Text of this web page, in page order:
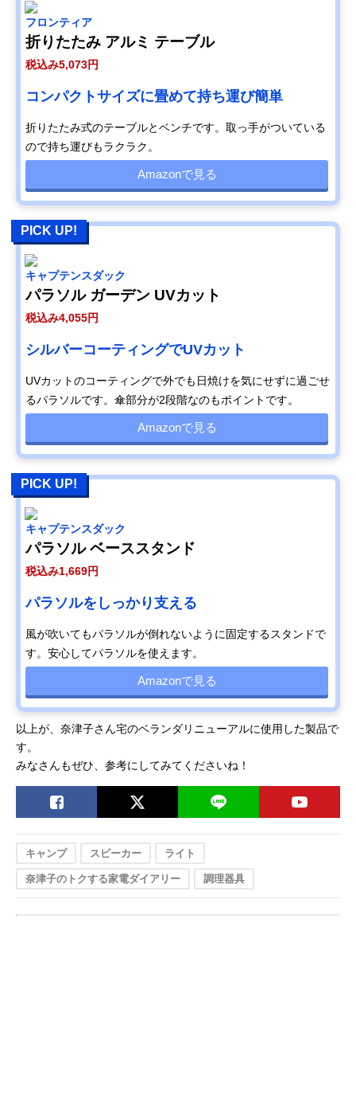
フロンティア
折りたたみ アルミ テーブル
税込み5,073円
コンパクトサイズに畳めて持ち運び簡単
折りたたみ式のテーブルとベンチです。取っ手がついている
ので持ち運びもラクラク。
Amazonで見る
PICK UP!
キャプテンスダック
パラソル ガーデン UVカット
税込み4,055円
シルバーコーティングでUVカット
UVカットのコーティングで外でも日焼けを気にせずに過ごせ
るパラソルです。傘部分が2段階なのもポイントです。
Amazonで見る
PICK UP!
キャプテンスダック
パラソル ベーススタンド
税込み1,669円
パラソルをしっかり支える
風が吹いてもパラソルが倒れないように固定するスタンドで
す。安心してパラソルを使えます。
Amazonで見る
以上が、奈津子さん宅のベランダリニューアルに使用した製品で
す。
みなさんもぜひ、参考にしてみてくださいね！
キャンプ スピーカー ライト
奈津子のトクする家電ダイアリー 調理器具